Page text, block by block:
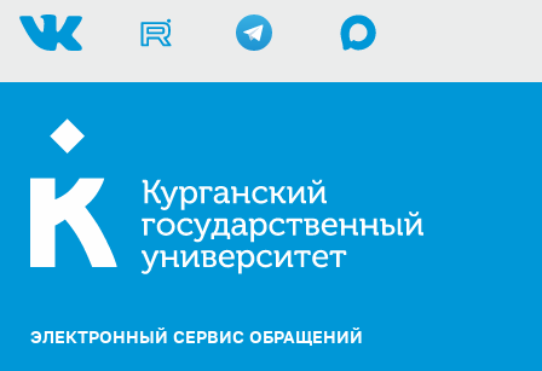
ЭЛЕКТРОННЫЙ СЕРВИС ОБРАЩЕНИЙ